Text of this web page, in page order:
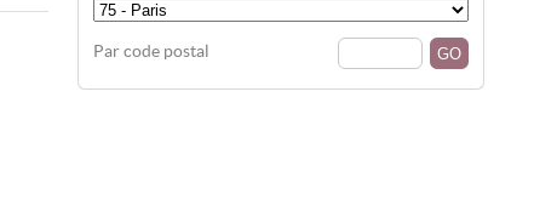
Par code postal